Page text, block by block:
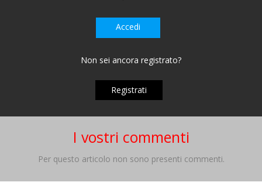
Accedi
Non sei ancora registrato?
Registrati
I vostri commenti
Per questo articolo non sono presenti commenti.